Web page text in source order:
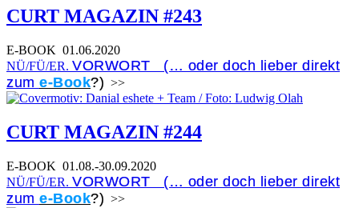
CURT MAGAZIN #243
E-BOOK 01.06.2020
NÜ/FÜ/ER. VORWORT (… oder doch lieber direkt
zum e-Book?) >>
CURT MAGAZIN #244
E-BOOK 01.08.-30.09.2020
NÜ/FÜ/ER. VORWORT (… oder doch lieber direkt
zum e-Book?) >>